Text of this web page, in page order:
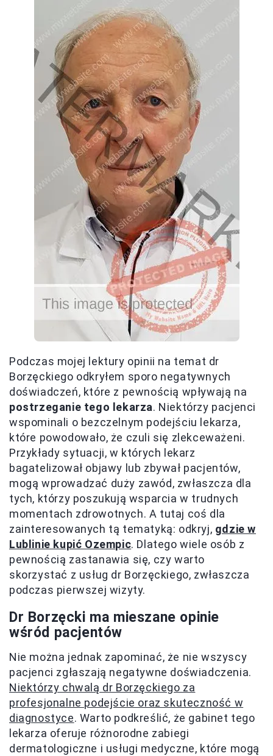
Podczas mojej lektury opinii na temat dr
Borzęckiego odkryłem sporo negatywnych
doświadczeń, które z pewnością wpływają na
postrzeganie tego lekarza. Niektórzy pacjenci
wspominali o bezczelnym podejściu lekarza,
które powodowało, że czuli się zlekceważeni.
Przykłady sytuacji, w których lekarz
bagatelizował objawy lub zbywał pacjentów,
mogą wprowadzać duży zawód, zwłaszcza dla
tych, którzy poszukują wsparcia w trudnych
momentach zdrowotnych. A tutaj coś dla
zainteresowanych tą tematyką: odkryj, gdzie w
Lublinie kupić Ozempic. Dlatego wiele osób z
pewnością zastanawia się, czy warto
skorzystać z usług dr Borzęckiego, zwłaszcza
podczas pierwszej wizyty.
Dr Borzęcki ma mieszane opinie
wśród pacjentów
Nie można jednak zapominać, że nie wszyscy
pacjenci zgłaszają negatywne doświadczenia.
Niektórzy chwalą dr Borzęckiego za
profesjonalne podejście oraz skuteczność w
diagnostyce. Warto podkreślić, że gabinet tego
lekarza oferuje różnorodne zabiegi
dermatologiczne i usługi medyczne, które mogą